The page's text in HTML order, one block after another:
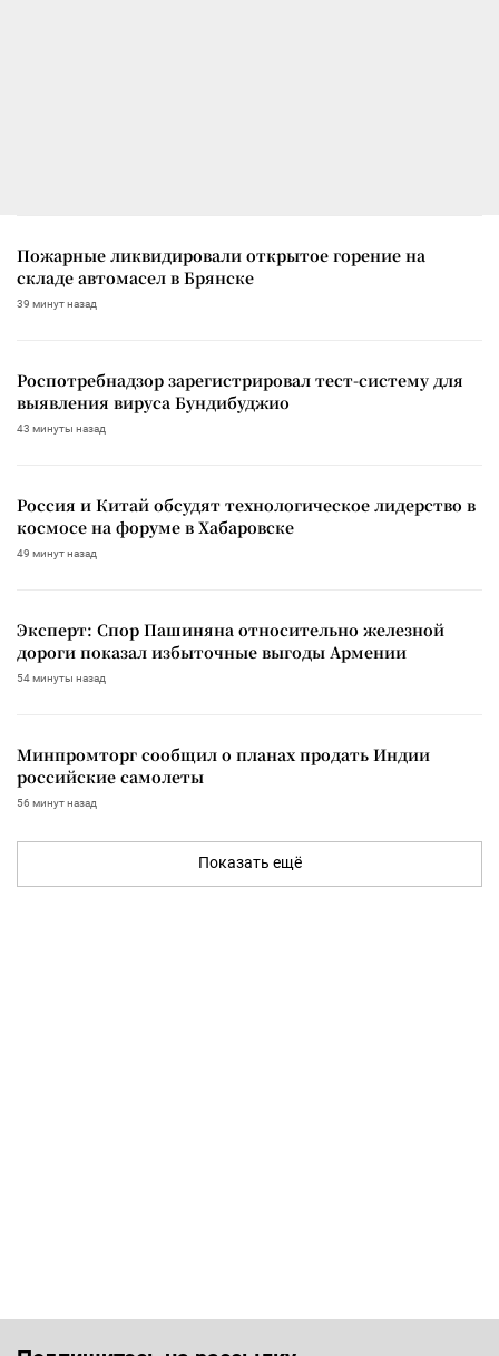
Пожарные ликвидировали открытое горение на
складе автомасел в Брянске
39 минут назад
Роспотребнадзор зарегистрировал тест-систему для
выявления вируса Бундибуджио
43 минуты назад
Россия и Китай обсудят технологическое лидерство в
космосе на форуме в Хабаровске
49 минут назад
Эксперт: Спор Пашиняна относительно железной
дороги показал избыточные выгоды Армении
54 минуты назад
Минпромторг сообщил о планах продать Индии
российские самолеты
56 минут назад
Показать ещё